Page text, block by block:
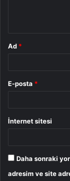
Ad *
E-posta *
İnternet sitesi
Daha sonraki
adresim ve site